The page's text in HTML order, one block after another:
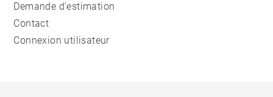
Demande d'estimation
Contact
Connexion utilisateur